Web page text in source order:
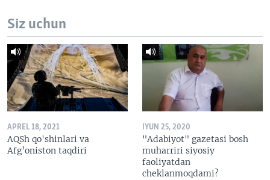
Siz uchun
APREL 18, 2021
AQSh qo'shinlari va
Afg’oniston taqdiri
IYUN 25, 2020
"Adabiyot" gazetasi bosh
muharriri siyosiy
faoliyatdan
cheklanmoqdami?